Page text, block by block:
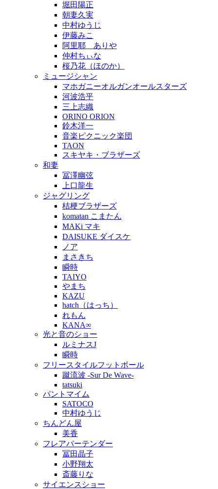
堀田陽正
朝妻久実
中村ゆうじ
伊藤みこ
阿里耶 ありや
仲村ちぃな
桜乃花（ほのか）
ミュージシャン
マホガニーオルガンオールスターズ
河波浩平
三上志織
ORINO ORION
鈴木洋一
音楽ピクニック楽団
TAON
スキヤキ・ブラザーズ
和妻
冨澤幽弦
上口龍生
ジャグリング
桔梗ブラザーズ
komatan こまたん
MAKi マキ
DAISUKE ダイスケ
ノア
まさきち
瞬時
TAIYO
やまち
KAZU
hatch（はっち）
れもん
KANA∞
光と音のショー
ルミナスJ
瞬時
フリースタイルフットボール
蹴流波 -Sur De Wave-
tatsuki
パントマイム
SATOCO
中村ゆうじ
ちんどん屋
美香
フレアバーテンダー
冨田晶子
小野翔太
斎藤りな
サイエンスショー